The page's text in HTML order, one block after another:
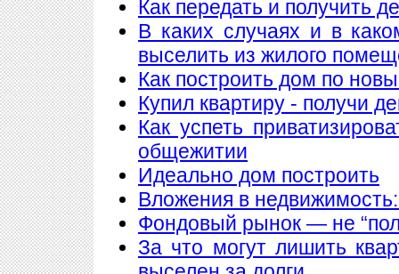
Как передать и получить
В каких случаях и в
выселить из жилого
Как построить дом по
Купил квартиру - получи
Как успеть
общежитии
Идеально дом построить
Вложения в
Фондовый рынок — не
За что могут лишить